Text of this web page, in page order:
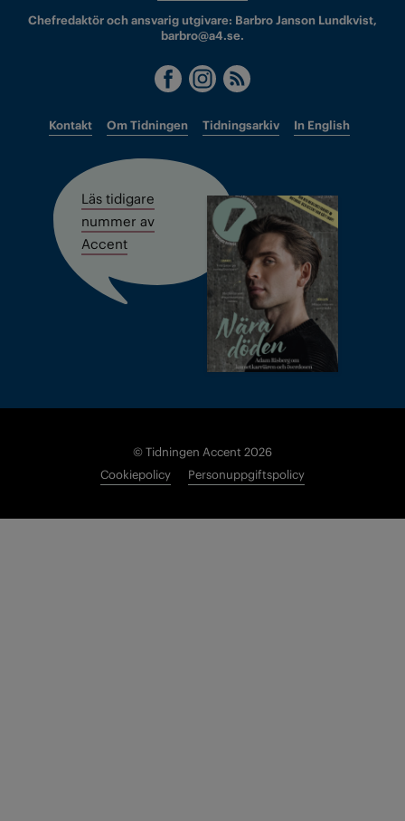
Chefredaktör och ansvarig utgivare: Barbro Janson Lundkvist,
barbro@a4.se.
Kontakt Om Tidningen Tidningsarkiv In English
Läs tidigare
nummer av
Accent
© Tidningen Accent 2026
Cookiepolicy
Personuppgiftspolicy